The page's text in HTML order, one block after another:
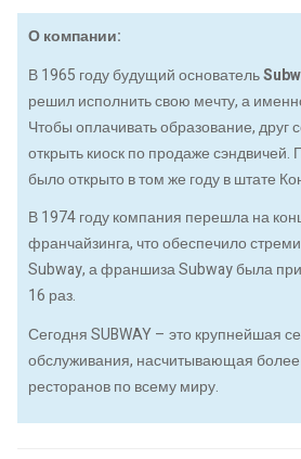
О компании:
В 1965 году будущий основатель
решил исполнить свою мечту, а
Чтобы оплачивать образование,
открыть киоск по продаже сэндвичей.
было открыто в том же году в штате
В 1974 году компания перешла на
франчайзинга, что обеспечило
Subway, а франшиза Subway была
16 раз.
Сегодня SUBWAY – это крупнейшая
обслуживания, насчитывающая
ресторанов по всему миру.